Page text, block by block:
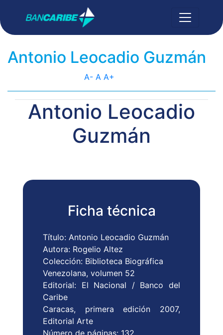
Antonio Leocadio Guzmán
A- A A+
Antonio Leocadio
Guzmán
Ficha técnica
Título: Antonio Leocadio Guzmán
Autora: Rogelio Altez
Colección: Biblioteca Biográfica
Venezolana, volumen 52
Editorial: El Nacional / Banco del
Caribe
Caracas, primera edición 2007,
Editorial Arte
Número de páginas: 132